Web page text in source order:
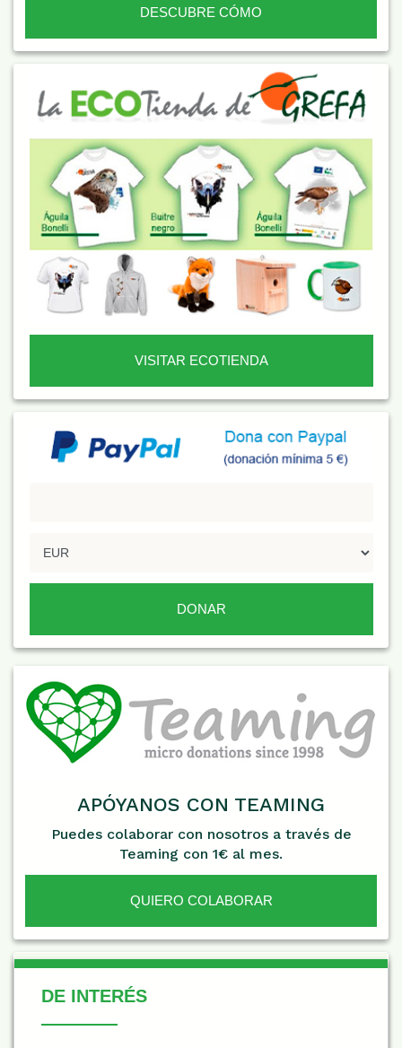
DESCUBRE CÓMO
VISITAR ECOTIENDA
APÓYANOS CON TEAMING
Puedes colaborar con nosotros a través de
Teaming con 1€ al mes.
QUIERO COLABORAR
De Interés
DE INTERÉS